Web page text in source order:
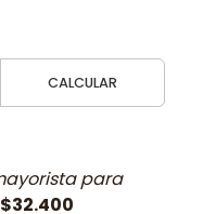
CALCULAR
para
$32.400